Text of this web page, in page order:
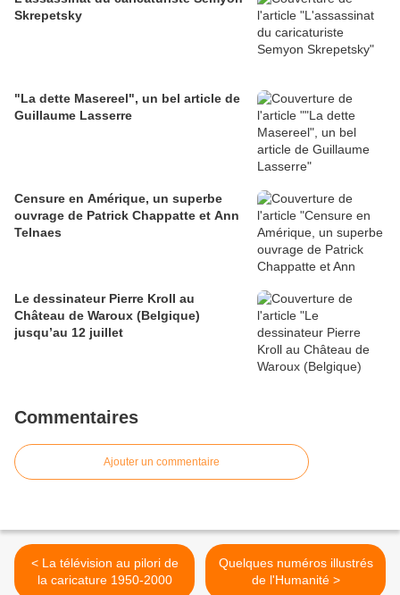
Skrepetsky
"La dette Masereel", un bel article de
Guillaume Lasserre
Censure en Amérique, un superbe
ouvrage de Patrick Chappatte et Ann
Telnaes
Le dessinateur Pierre Kroll au
Château de Waroux (Belgique)
jusqu’au 12 juillet
Commentaires
Ajouter un commentaire
< La télévision au pilori de
la caricature 1950-2000
Quelques numéros illustrés
de l'Humanité >